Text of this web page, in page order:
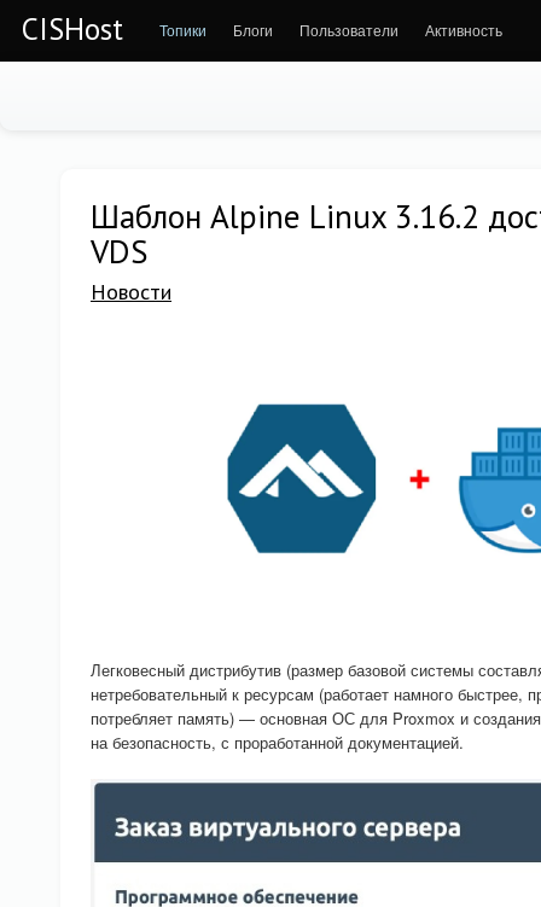
CISHost Топики Блоги Пользователи Активность
Шаблон Alpine Linux 3.16.2
VDS
Новости
Легковесный дистрибутив (размер базовой системы
нетребовательный к ресурсам (работает намного быстрее,
потребляет память) — основная ОС для Proxmox и
на безопасность, с проработанной документацией.